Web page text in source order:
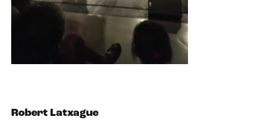
Robert Latxague